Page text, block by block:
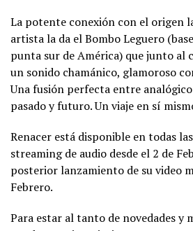
La potente conexión con el origen
artista la da el Bombo Leguero
punta sur de América) que junto al
un sonido chamánico, glamoroso
Una fusión perfecta entre
pasado y futuro. Un viaje en sí
Renacer está disponible en todas
streaming de audio desde el 2 de
posterior lanzamiento de su video
Febrero.
Para estar al tanto de novedades y